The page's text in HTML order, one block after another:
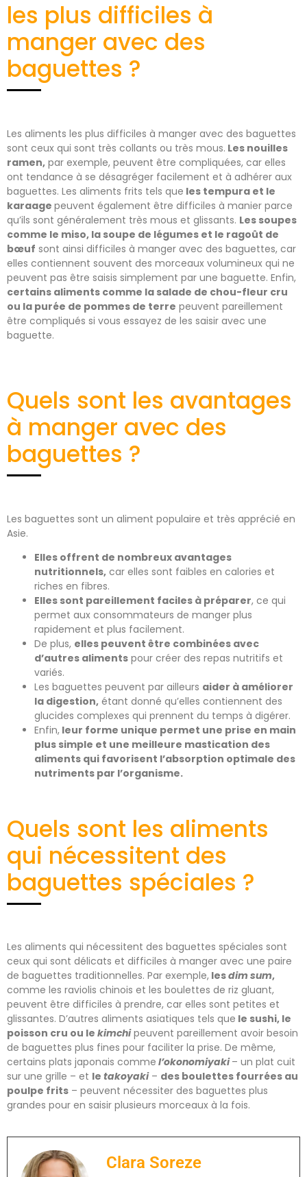
les plus difficiles à
manger avec des
baguettes ?
Les aliments les plus difficiles à manger avec des baguettes
sont ceux qui sont très collants ou très mous. Les nouilles
ramen, par exemple, peuvent être compliquées, car elles
ont tendance à se désagréger facilement et à adhérer aux
baguettes. Les aliments frits tels que les tempura et le
karaage peuvent également être difficiles à manier parce
qu’ils sont généralement très mous et glissants. Les soupes
comme le miso, la soupe de légumes et le ragoût de
bœuf sont ainsi difficiles à manger avec des baguettes, car
elles contiennent souvent des morceaux volumineux qui ne
peuvent pas être saisis simplement par une baguette. Enfin,
certains aliments comme la salade de chou-fleur cru
ou la purée de pommes de terre peuvent pareillement
être compliqués si vous essayez de les saisir avec une
baguette.
Quels sont les avantages
à manger avec des
baguettes ?
Les baguettes sont un aliment populaire et très apprécié en
Asie.
Elles offrent de nombreux avantages
nutritionnels, car elles sont faibles en calories et
riches en fibres.
Elles sont pareillement faciles à préparer, ce qui
permet aux consommateurs de manger plus
rapidement et plus facilement.
De plus, elles peuvent être combinées avec
d’autres aliments pour créer des repas nutritifs et
variés.
Les baguettes peuvent par ailleurs aider à améliorer
la digestion, étant donné qu’elles contiennent des
glucides complexes qui prennent du temps à digérer.
Enfin, leur forme unique permet une prise en main
plus simple et une meilleure mastication des
aliments qui favorisent l’absorption optimale des
nutriments par l’organisme.
Quels sont les aliments
qui nécessitent des
baguettes spéciales ?
Les aliments qui nécessitent des baguettes spéciales sont
ceux qui sont délicats et difficiles à manger avec une paire
de baguettes traditionnelles. Par exemple, lesdim sum,
comme les raviolis chinois et les boulettes de riz gluant,
peuvent être difficiles à prendre, car elles sont petites et
glissantes. D’autres aliments asiatiques tels que le sushi, le
poisson cru ou le kimchi peuvent pareillement avoir besoin
de baguettes plus fines pour faciliter la prise. De même,
certains plats japonais comme l’okonomiyaki– un plat cuit
sur une grille – et le takoyaki – des boulettes fourrées au
poulpe frits – peuvent nécessiter des baguettes plus
grandes pour en saisir plusieurs morceaux à la fois.
Clara Soreze